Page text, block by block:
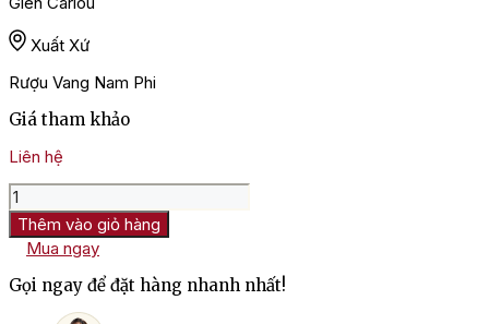
Xuất Xứ
Rượu Vang Nam Phi
Giá tham khảo
Liên hệ
Rượu
Vang
Nam
Phi
Glen
Carlou
Prestige
Thêm vào giỏ hàng
Mua ngay
Gọi ngay để đặt hàng nhanh nhất!